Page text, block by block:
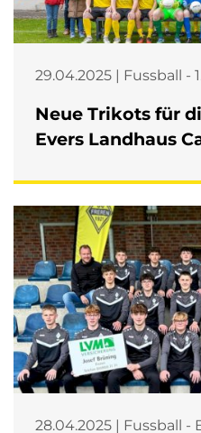
29.04.2025 | Fussball -
Neue Trikots für
Evers Landhaus
28.04.2025 | Fussball -